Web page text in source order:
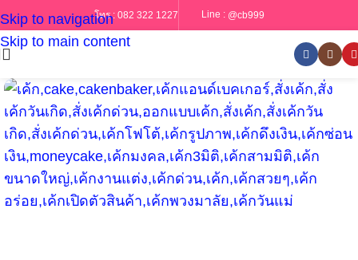
Skip to navigation
Skip to main content
โทร : 082 322 1227 Line : @cb999